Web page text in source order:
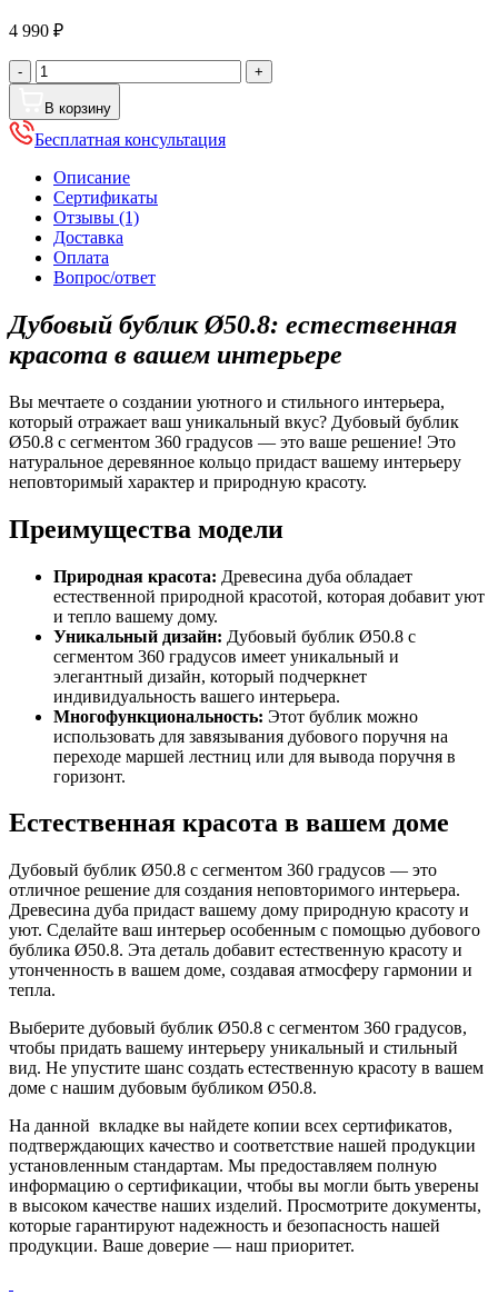
4 990 ₽
-
Количество
товара
Бублик
Ø50.8,
360
град.
+
В корзину
Бесплатная консультация
Описание
Сертификаты
Отзывы (1)
Доставка
Оплата
Вопрос/ответ
Дубовый бублик Ø50.8: естественная
красота в вашем интерьере
Вы мечтаете о создании уютного и стильного интерьера,
который отражает ваш уникальный вкус? Дубовый бублик
Ø50.8 с сегментом 360 градусов — это ваше решение! Это
натуральное деревянное кольцо придаст вашему интерьеру
неповторимый характер и природную красоту.
Преимущества модели
Природная красота: Древесина дуба обладает
естественной природной красотой, которая добавит уют
и тепло вашему дому.
Уникальный дизайн: Дубовый бублик Ø50.8 с
сегментом 360 градусов имеет уникальный и
элегантный дизайн, который подчеркнет
индивидуальность вашего интерьера.
Многофункциональность: Этот бублик можно
использовать для завязывания дубового поручня на
переходе маршей лестниц или для вывода поручня в
горизонт.
Естественная красота в вашем доме
Дубовый бублик Ø50.8 с сегментом 360 градусов — это
отличное решение для создания неповторимого интерьера.
Древесина дуба придаст вашему дому природную красоту и
уют. Сделайте ваш интерьер особенным с помощью дубового
бублика Ø50.8. Эта деталь добавит естественную красоту и
утонченность в вашем доме, создавая атмосферу гармонии и
тепла.
Выберите дубовый бублик Ø50.8 с сегментом 360 градусов,
чтобы придать вашему интерьеру уникальный и стильный
вид. Не упустите шанс создать естественную красоту в вашем
доме с нашим дубовым бубликом Ø50.8.
На данной вкладке вы найдете копии всех сертификатов,
подтверждающих качество и соответствие нашей продукции
установленным стандартам. Мы предоставляем полную
информацию о сертификации, чтобы вы могли быть уверены
в высоком качестве наших изделий. Просмотрите документы,
которые гарантируют надежность и безопасность нашей
продукции. Ваше доверие — наш приоритет.